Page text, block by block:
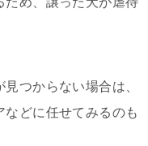
つからない場合は、
などに任せてみるのも